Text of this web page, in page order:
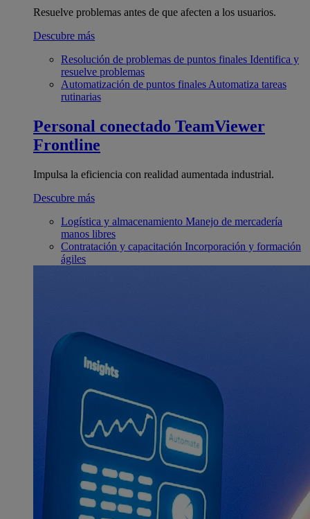
Resuelve problemas antes de que afecten a los usuarios.
Descubre más
Resolución de problemas de puntos finales Identifica y
resuelve problemas
Automatización de puntos finales Automatiza tareas
rutinarias
Personal conectado TeamViewer
Frontline
Impulsa la eficiencia con realidad aumentada industrial.
Descubre más
Logística y almacenamiento Manejo de mercadería
manos libres
Contratación y capacitación Incorporación y formación
ágiles